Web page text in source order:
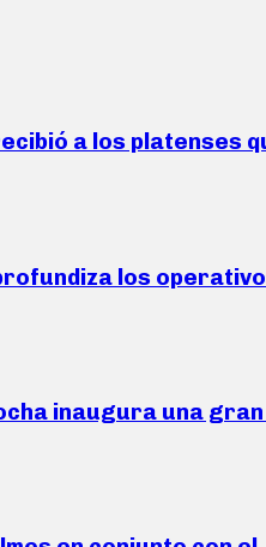
a los platenses
los
inaugura una